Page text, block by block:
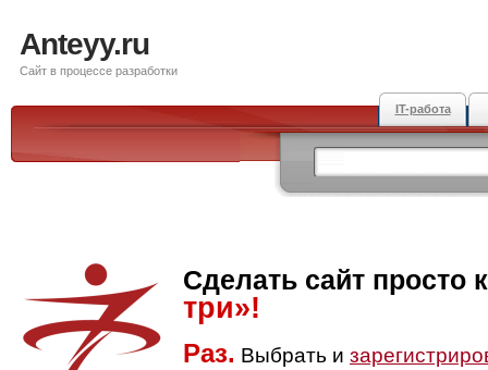
Anteyy.ru
Сайт в процессе разработки
IT-работа
Сделать сайт просто
три»!
Раз. Выбрать и